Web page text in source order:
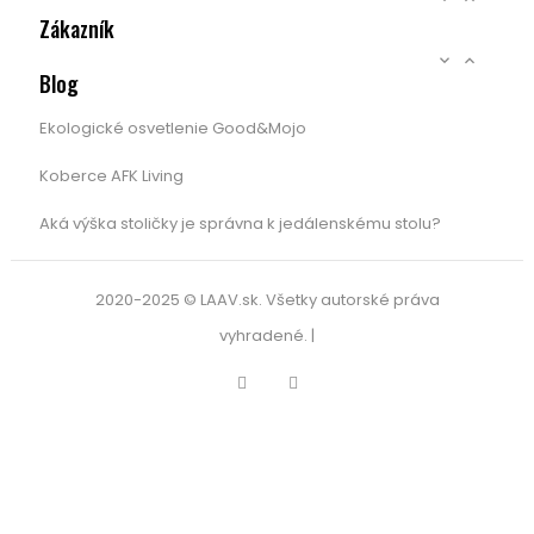
Zákazník
 
Blog
Ekologické osvetlenie Good&Mojo
Koberce AFK Living
Aká výška stoličky je správna k jedálenskému stolu?
2020-2025 © LAAV.sk. Všetky autorské práva
vyhradené. |
Facebook